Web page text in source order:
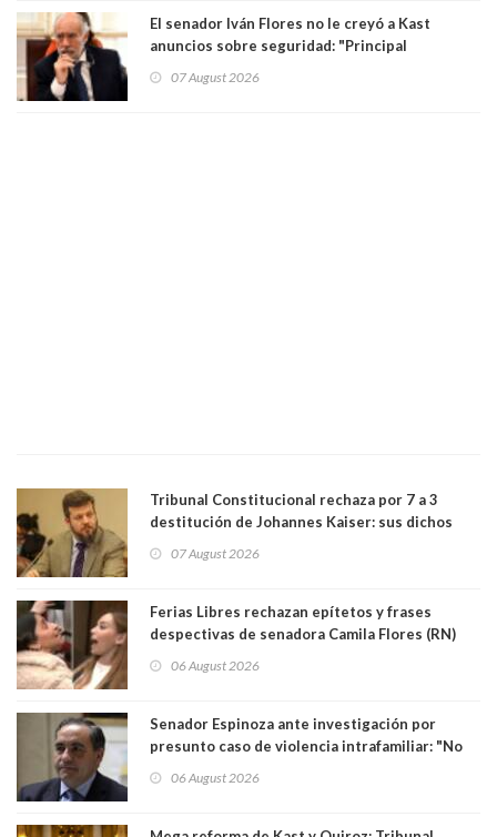
El senador Iván Flores no le creyó a Kast
anuncios sobre seguridad: "Principal
perseguir ruta del dinero y levantar secreto
07 August 2026
Tribunal Constitucional rechaza por 7 a 3
destitución de Johannes Kaiser: sus dichos
justicia constitucional porque no es diputado
07 August 2026
Ferias Libres rechazan epítetos y frases
despectivas de senadora Camila Flores (RN)
06 August 2026
Senador Espinoza ante investigación por
presunto caso de violencia intrafamiliar: "No
antecedentes a Tribunal Supremo
06 August 2026